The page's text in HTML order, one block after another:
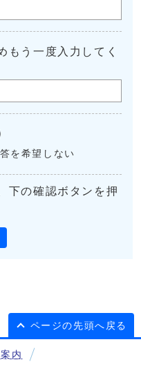
もう一度入力してく
を希望しない
下の確認ボタンを押
ページの先頭へ戻る
内